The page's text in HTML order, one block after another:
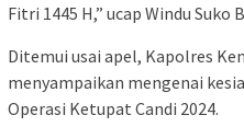
Fitri 1445 H,” ucap Windu Suko
Ditemui usai apel, Kapolres
menyampaikan mengenai
Operasi Ketupat Candi 2024.